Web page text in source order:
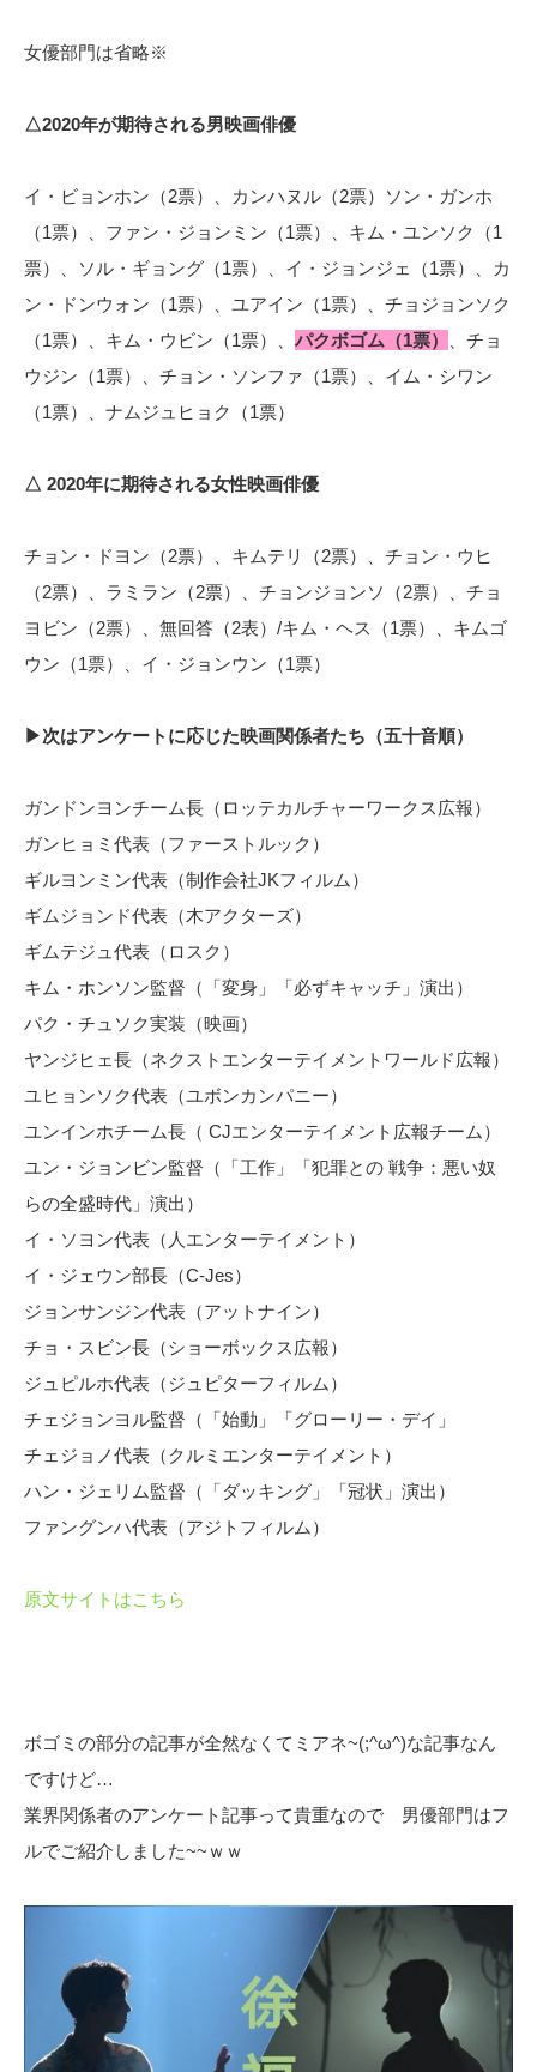
女優部門は省略※
△2020年が期待される男映画俳優
イ・ビョンホン（2票）、カンハヌル（2票）ソン・ガンホ
（1票）、ファン・ジョンミン（1票）、キム・ユンソク（1
票）、ソル・ギョング（1票）、イ・ジョンジェ（1票）、カ
ン・ドンウォン（1票）、ユアイン（1票）、チョジョンソク
（1票）、キム・ウビン（1票）、 パクボゴム（1票）
、チョ
ウジン（1票）、チョン・ソンファ（1票）、イム・シワン
（1票）、ナムジュヒョク（1票）
△ 2020年に期待される女性映画俳優
チョン・ドヨン（2票）、キムテリ（2票）、チョン・ウヒ
（2票）、ラミラン（2票）、チョンジョンソ（2票）、チョ
ヨビン（2票）、無回答（2表）/キム・ヘス（1票）、キムゴ
ウン（1票）、イ・ジョンウン（1票）
▶次はアンケートに応じた映画関係者たち（五十音順）
ガンドンヨンチーム長（ロッテカルチャーワークス広報）
ガンヒョミ代表（ファーストルック）
ギルヨンミン代表（制作会社JKフィルム）
ギムジョンド代表（木アクターズ）
ギムテジュ代表（ロスク）
キム・ホンソン監督（「変身」「必ずキャッチ」演出）
パク・チュソク実装（映画）
ヤンジヒェ長（ネクストエンターテイメントワールド広報）
ユヒョンソク代表（ユボンカンパニー）
ユンインホチーム長（ CJエンターテイメント広報チーム）
ユン・ジョンビン監督（「工作」「犯罪との 戦争：悪い奴
らの全盛時代」演出）
イ・ソヨン代表（人エンターテイメント）
イ・ジェウン部長（C-Jes）
ジョンサンジン代表（アットナイン）
チョ・スビン長（ショーボックス広報）
ジュピルホ代表（ジュピターフィルム）
チェジョンヨル監督（「始動」「グローリー・デイ」
チェジョノ代表（クルミエンターテイメント）
ハン・ジェリム監督（「ダッキング」「冠状」演出）
ファングンハ代表（アジトフィルム）
原文サイトはこちら
ボゴミの部分の記事が全然なくてミアネ~(;^ω^)な記事なん
ですけど…
業界関係者のアンケート記事って貴重なので 男優部門はフ
ルでご紹介しました~~ｗｗ